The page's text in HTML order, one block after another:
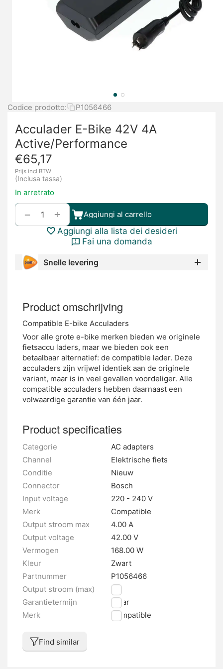
Codice prodotto: P1056466
Acculader E-Bike 42V 4A
Active/Performance
€65,17
Prijs incl BTW
(Inclusa tassa)
In arretrato
+
− Aggiungi al carrello
Aggiungi alla lista dei desideri
Fai una domanda
Snelle levering
Product omschrijving
Compatible E-bike Acculaders
Voor alle grote e-bike merken bieden we originele
fietsaccu laders, maar we bieden ook een
betaalbaar alternatief: de compatible lader. Deze
acculaders zijn vrijwel identiek aan de originele
variant, maar is in veel gevallen voordeliger. Alle
compatible acculaders hebben daarnaast een
volwaardige garantie van één jaar.
Product specificaties
Categorie
AC adapters
Channel
Elektrische fiets
Conditie
Nieuw
Connector
Bosch
Input voltage
220 - 240 V
Merk
Compatible
Output stroom max
4.00 A
Output voltage
42.00 V
Vermogen
168.00 W
Kleur
Zwart
Partnummer
P1056466
Output stroom (max)
4 A
Garantietermijn
1 jaar
Merk
Compatible
Find similar